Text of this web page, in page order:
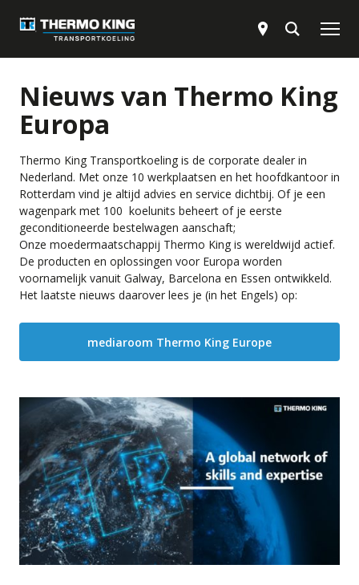
Nieuws van Thermo King
Europa
Thermo King Transportkoeling is de corporate dealer in
Nederland. Met onze 10 werkplaatsen en het hoofdkantoor in
Rotterdam vind je altijd advies en service dichtbij. Of je een
wagenpark met 100 koelunits beheert of je eerste
geconditioneerde bestelwagen aanschaft;
Onze moedermaatschappij Thermo King is wereldwijd actief.
De producten en oplossingen voor Europa worden
voornamelijk vanuit Galway, Barcelona en Essen ontwikkeld.
Het laatste nieuws daarover lees je (in het Engels) op:
mediaroom Thermo King Europe
Producten
Service
Werken bij
Downloads
Over Thermo King